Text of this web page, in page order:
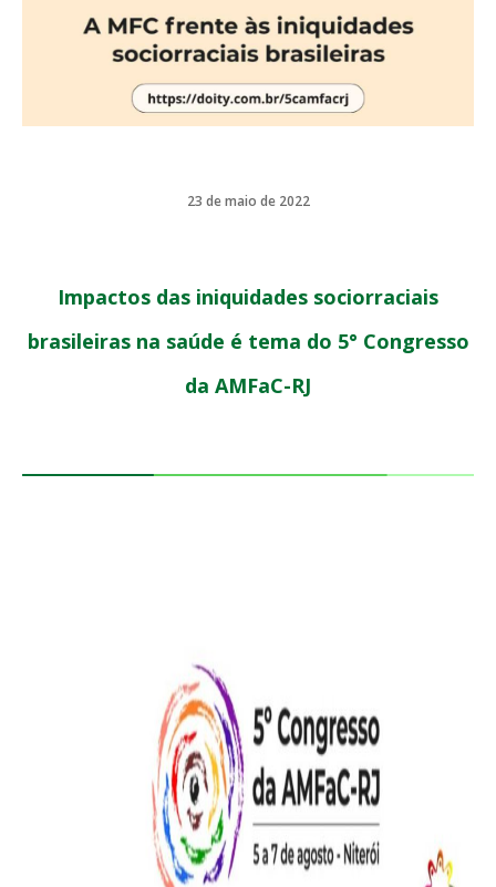
23 de maio de 2022
Impactos das iniquidades sociorraciais
brasileiras na saúde é tema do 5° Congresso
da AMFaC-RJ